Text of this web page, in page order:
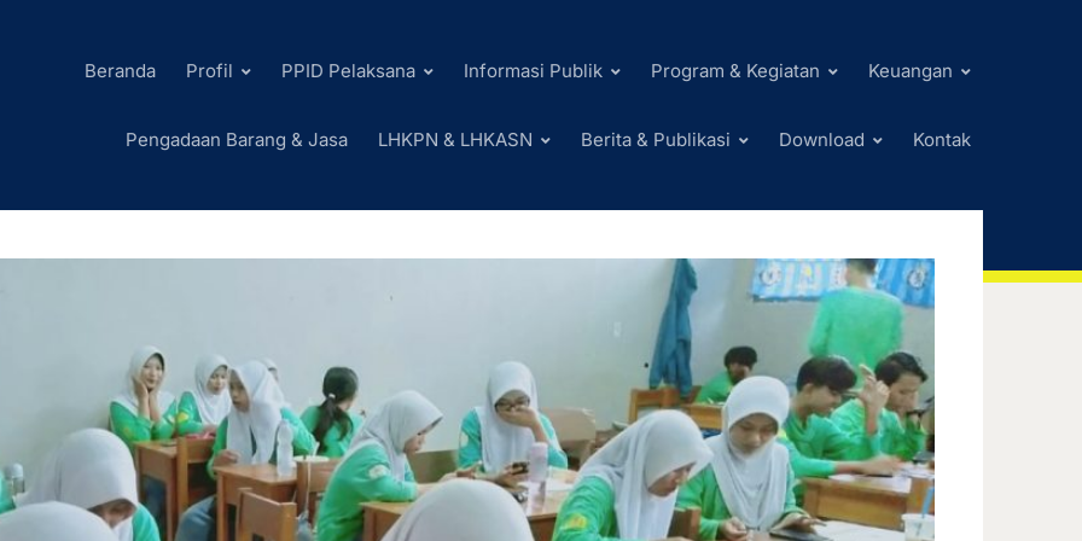
Beranda Profil PPID Pelaksana Informasi Publik Program & Kegiatan Keuangan
Pengadaan Barang & Jasa LHKPN & LHKASN Berita & Publikasi Download Kontak